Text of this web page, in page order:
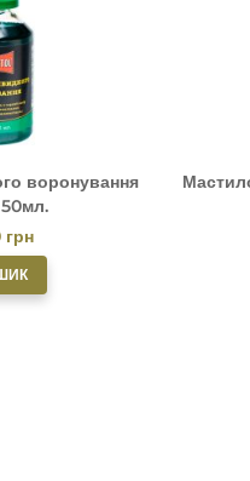
воронування
грн